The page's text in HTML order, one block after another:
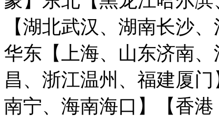
【湖北武汉、湖南长沙
华东【上海、山东济南
昌、浙江温州、福建厦门
南宁、海南海口】
【香